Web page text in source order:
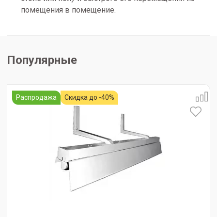
помещения в помещение.
Популярные
Распродажа Скидка до -40%